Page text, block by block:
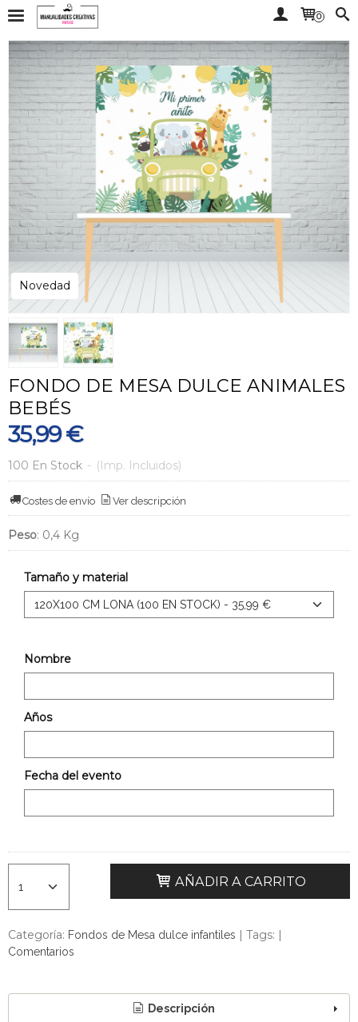
0
Novedad
FONDO DE MESA DULCE ANIMALES
BEBÉS
35,99 €
100 En Stock - (Imp. Incluidos)
Costes de envío Ver descripción
Peso: 0,4 Kg
Tamaño y material
Nombre
Años
Fecha del evento
AÑADIR A CARRITO
Categoría: Fondos de Mesa dulce infantiles | Tags: |
Comentarios
Descripción